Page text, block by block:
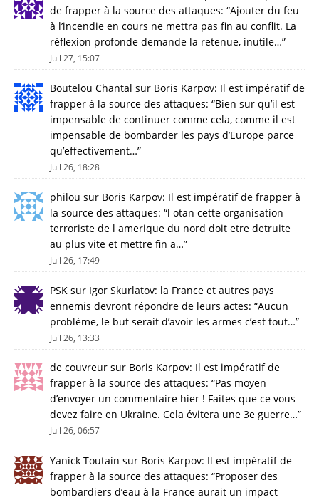
de frapper à la source des attaques: “Ajouter du feu
à l’incendie en cours ne mettra pas fin au conflit. La
réflexion profonde demande la retenue, inutile…”
Juil 27, 15:07
Boutelou Chantal sur Boris Karpov: Il est impératif de
frapper à la source des attaques: “Bien sur qu’il est
impensable de continuer comme cela, comme il est
impensable de bombarder les pays d’Europe parce
qu’effectivement…”
Juil 26, 18:28
philou sur Boris Karpov: Il est impératif de frapper à
la source des attaques: “l otan cette organisation
terroriste de l amerique du nord doit etre detruite
au plus vite et mettre fin a…”
Juil 26, 17:49
PSK sur Igor Skurlatov: la France et autres pays
ennemis devront répondre de leurs actes: “Aucun
problème, le but serait d’avoir les armes c’est tout…”
Juil 26, 13:33
de couvreur sur Boris Karpov: Il est impératif de
frapper à la source des attaques: “Pas moyen
d’envoyer un commentaire hier ! Faites que ce vous
devez faire en Ukraine. Cela évitera une 3e guerre…”
Juil 26, 06:57
Yanick Toutain sur Boris Karpov: Il est impératif de
frapper à la source des attaques: “Proposer des
bombardiers d’eau à la France aurait un impact